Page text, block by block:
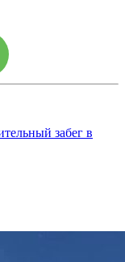
забег в